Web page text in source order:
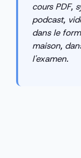
cours PDF,
podcast,
dans le
maison,
l'examen.